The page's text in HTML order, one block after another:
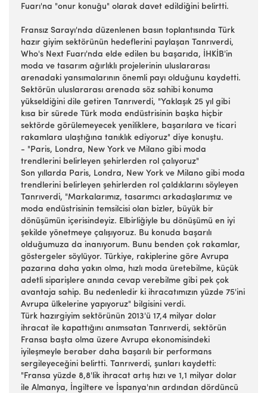
Fuarı'na "onur konuğu" olarak davet edildiğini belirtti.
Fransız Sarayı'nda düzenlenen basın toplantısında Türk
hazır giyim sektörünün hedeflerini paylaşan Tanrıverdi,
Who's Next Fuarı'nda elde edilen bu başarıda, İHKİB'in
moda ve tasarım ağırlıklı projelerinin uluslararası
arenadaki yansımalarının önemli payı olduğunu kaydetti.
Sektörün uluslararası arenada söz sahibi konuma
yükseldiğini dile getiren Tanrıverdi, "Yaklaşık 25 yıl gibi
kısa bir sürede Türk moda endüstrisinin başka hiçbir
sektörde görülemeyecek yeniliklere, başarılara ve ticari
rakamlara ulaştığına tanıklık ediyoruz" diye konuştu.
- "Paris, Londra, New York ve Milano gibi moda
trendlerini belirleyen şehirlerden rol çalıyoruz"
Son yıllarda Paris, Londra, New York ve Milano gibi moda
trendlerini belirleyen şehirlerden rol çaldıklarını söyleyen
Tanrıverdi, "Markalarımız, tasarımcı arkadaşlarımız ve
moda endüstrisinin temsilcisi olan bizler, büyük bir
dönüşümün içerisindeyiz. Elbirliğiyle bu dönüşümü en iyi
şekilde yönetmeye çalışıyoruz. Bu konuda başarılı
olduğumuza da inanıyorum. Bunu benden çok rakamlar,
göstergeler söylüyor. Türkiye, rakiplerine göre Avrupa
pazarına daha yakın olma, hızlı moda üretebilme, küçük
adetli siparişlere anında cevap verebilme gibi pek çok
avantaja sahip. Bu nedenledir ki ihracatımızın yüzde 75'ini
Avrupa ülkelerine yapıyoruz" bilgisini verdi.
Türk hazırgiyim sektörünün 2013'ü 17,4 milyar dolar
ihracat ile kapattığını anımsatan Tanrıverdi, sektörün
Fransa başta olma üzere Avrupa ekonomisindeki
iyileşmeyle beraber daha başarılı bir performans
sergileyeceğini belirtti. Tanrıverdi, şunları kaydetti:
"Fransa yüzde 8,8'lik ihracat artış hızı ve 1,1 milyar dolar
ile Almanya, İngiltere ve İspanya'nın ardından dördüncü